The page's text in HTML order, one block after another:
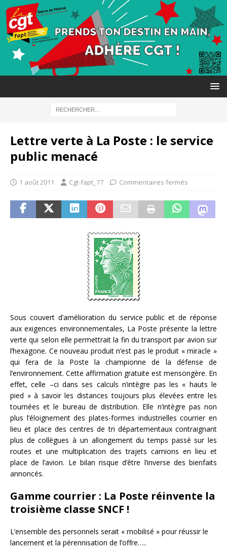
Lettre verte à La Poste : le service
public menacé
1 août 2011 Cgt-fapt_77 Commentaires fermés
Sous couvert d’amélioration du service public et de réponse
aux exigences environnementales, La Poste présente la lettre
verte qui selon elle permettrait la fin du transport par avion sur
l’hexagone. Ce nouveau produit n’est pas le produit « miracle »
qui fera de la Poste la championne de la défense de
l’environnement. Cette affirmation gratuite est mensongère. En
effet, celle –ci dans ses calculs n’intègre pas les « hauts le
pied » à savoir les distances toujours plus élevées entre les
tournées et le bureau de distribution. Elle n’intègre pas non
plus l’éloignement des plates-formes industrielles courrier en
lieu et place des centres de tri départementaux contraignant
plus de collègues à un allongement du temps passé sur les
routes et une multiplication des trajets camions en lieu et
place de l’avion. Le bilan risque d’être l’inverse des bienfaits
annoncés.
Gamme courrier : La Poste réinvente la
troisième classe SNCF !
L’ensemble des personnels serait « mobilisé » pour réussir le
lancement et la pérennisation de l’offre…..